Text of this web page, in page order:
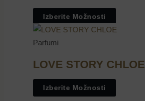
Izberite Možnosti
Parfumi
LOVE STORY CHLOE
Izberite Možnosti